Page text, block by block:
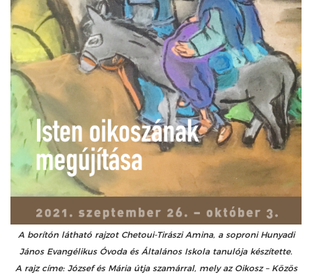
A borítón látható rajzot Chetoui-Tirászi Amina, a soproni Hunyadi
János Evangélikus Óvoda és Általános Iskola tanulója készítette.
A rajz címe: József és Mária útja szamárral, mely az Oikosz – Közös